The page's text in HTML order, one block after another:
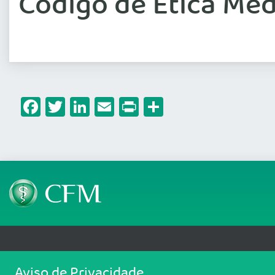
Facebook
Twitter
LinkedIn
Email
Print